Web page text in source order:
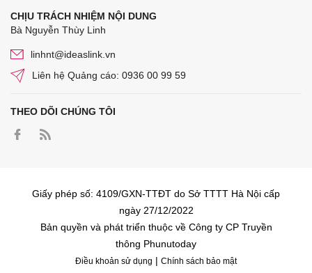
CHỊU TRÁCH NHIỆM NỘI DUNG
Bà Nguyễn Thùy Linh
linhnt@ideaslink.vn
Liên hệ Quảng cáo: 0936 00 99 59
THEO DÕI CHÚNG TÔI
Giấy phép số: 4109/GXN-TTĐT do Sở TTTT Hà Nội cấp
ngày 27/12/2022
Bản quyền và phát triển thuộc về Công ty CP Truyền
thông Phunutoday
Điều khoản sử dụng | Chính sách bảo mật